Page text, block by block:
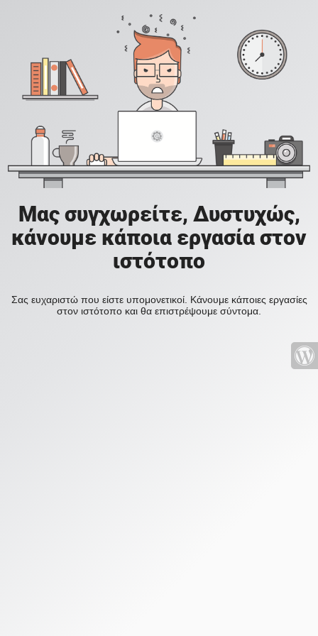
Μας συγχωρείτε, Δυστυχώς,
κάνουμε κάποια εργασία στον
ιστότοπο
Σας ευχαριστώ που είστε υπομονετικοί. Κάνουμε κάποιες εργασίες
στον ιστότοπο και θα επιστρέψουμε σύντομα.